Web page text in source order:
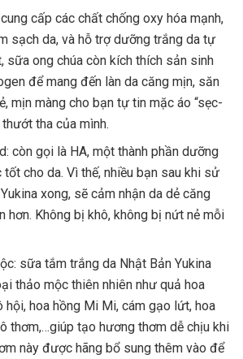
cấp các chất chống oxy hóa mạnh,
sạch da, và hỗ trợ dưỡng trắng da tự
sữa ong chúa còn kích thích sản sinh
để mang đến làn da căng mịn, săn
mịn màng cho bạn tự tin mặc áo “sẹc-
tha của mình.
còn gọi là HA, một thành phần dưỡng
cho da. Vì thế, nhiều bạn sau khi sử
xong, sẽ cảm nhận da dẻ căng
hơn. Không bị khô, không bị nứt nẻ mỗi
sữa tắm trắng da Nhật Bản Yukina
thảo mộc thiên nhiên như quả hoa
hội, hoa hồng Mi Mi, cám gạo lứt, hoa
thơm,…giúp tạo hương thơm dễ chịu khi
này được hãng bổ sung thêm vào để